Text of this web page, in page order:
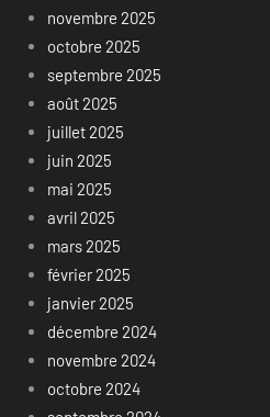
novembre 2025
octobre 2025
septembre 2025
août 2025
juillet 2025
juin 2025
mai 2025
avril 2025
mars 2025
février 2025
janvier 2025
décembre 2024
novembre 2024
octobre 2024